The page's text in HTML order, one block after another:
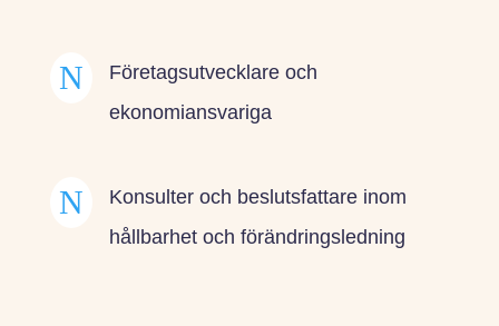
N
Företagsutvecklare och
ekonomiansvariga
N
Konsulter och beslutsfattare inom
hållbarhet och förändringsledning